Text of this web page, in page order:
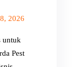
2026
untuk
Pest